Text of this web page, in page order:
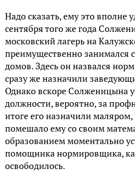
Надо сказать, ему это вполне
сентября того же года
московский лагерь на
преимущественно занимался
домов. Здесь он назвался
сразу же назначили
Однако вскоре Солженицына
должности, вероятно, за
итоге его назначили
помешало ему со своим
образованием моментально
помощника нормировщика,
освободилось.